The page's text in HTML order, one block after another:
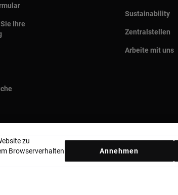
Ihre
Sustainability
Zentralstellen
Arbeite mit uns
Land und Währung: Germany / Euro
zu
Browserverhalten
Annehmen